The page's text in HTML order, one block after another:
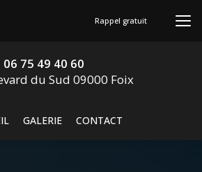
06 75 49 40 60
du Sud 09000 Foix
GALERIE CONTACT
Rappel gratuit